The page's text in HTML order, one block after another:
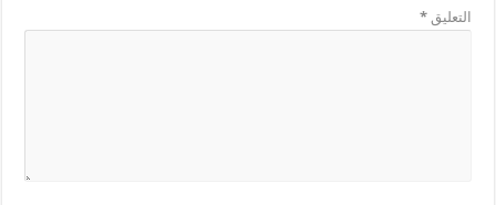
التعليق*